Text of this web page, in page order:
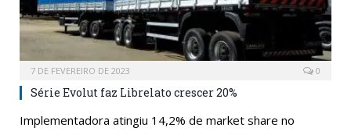
7 DE FEVEREIRO DE 2023 0
Série Evolut faz Librelato crescer 20%
Implementadora atingiu 14,2% de market share no